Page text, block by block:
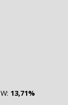
13,71%